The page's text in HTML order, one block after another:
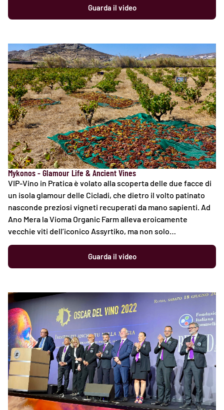
Guarda il video
Mykonos - Glamour Life & Ancient Vines
VIP-Vino in Pratica è volato alla scoperta delle due facce di
un isola glamour delle Cicladi, che dietro il volto patinato
nasconde preziosi vigneti recuperati da mano sapienti. Ad
Ano Mera la Vioma Organic Farm alleva eroicamente
vecchie viti dell’iconico Assyrtiko, ma non solo…
Guarda il video